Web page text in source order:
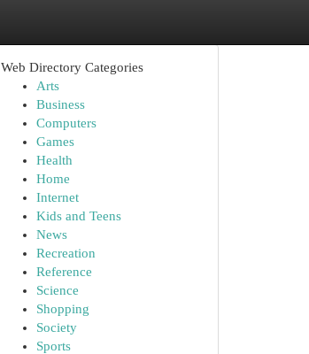
Web Directory Categories
Arts
Business
Computers
Games
Health
Home
Internet
Kids and Teens
News
Recreation
Reference
Science
Shopping
Society
Sports